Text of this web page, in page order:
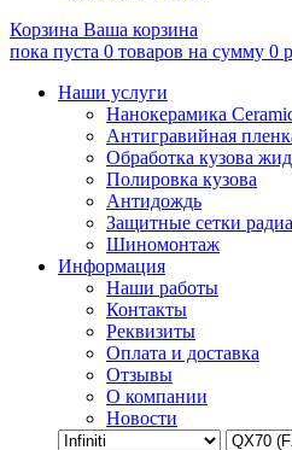
Корзина Ваша корзина
пока пуста 0 товаров на сумму 0
Наши услуги
Нанокерамика
Антигравийная
Обработка кузова
Полировка кузова
Антидождь
Защитные сетки
Шиномонтаж
Информация
Наши работы
Контакты
Реквизиты
Оплата и доставка
Отзывы
О компании
Новости